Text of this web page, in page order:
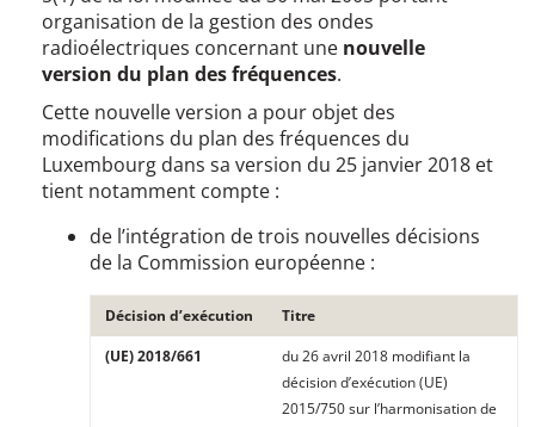
organisation de la gestion des ondes
radioélectriques concernant une nouvelle
version du plan des fréquences.
Cette nouvelle version a pour objet des
modifications du plan des fréquences du
Luxembourg dans sa version du 25 janvier 2018 et
tient notamment compte :
de l’intégration de trois nouvelles décisions
de la Commission européenne :
Décision d’exécution
Titre
(UE) 2018/661
du 26 avril 2018 modifiant la
décision d’exécution (UE)
2015/750 sur l’harmonisation de